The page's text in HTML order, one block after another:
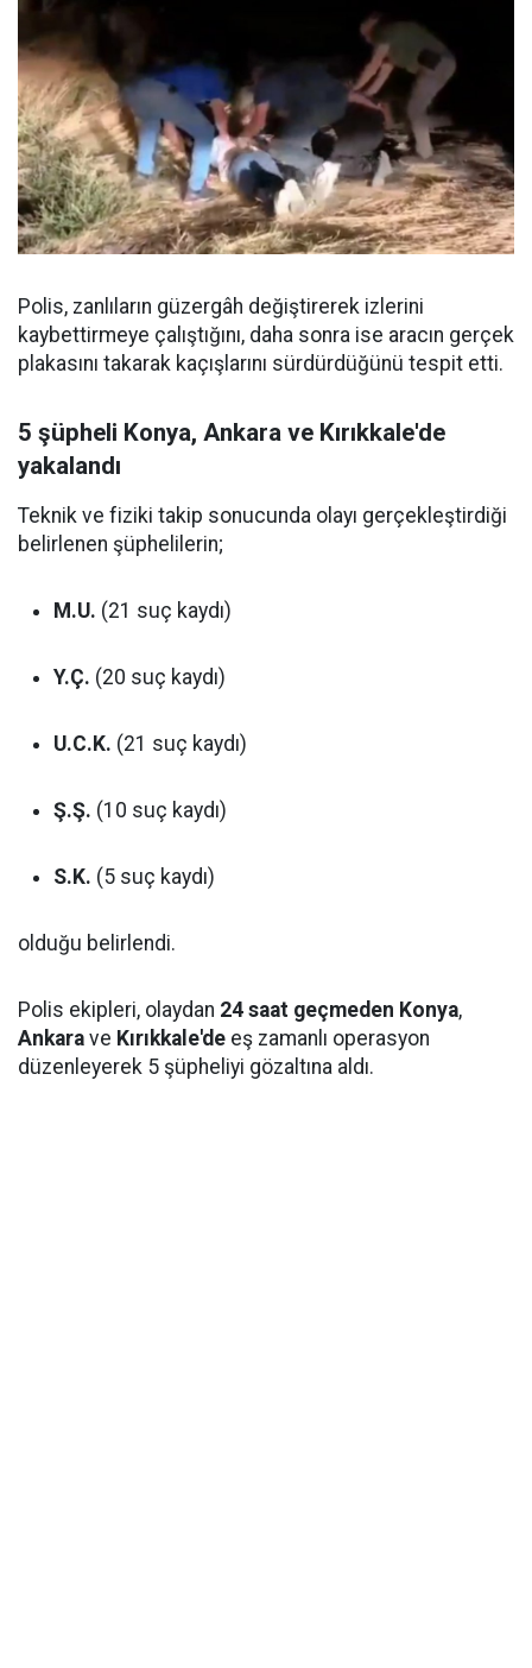
Polis, zanlıların güzergâh değiştirerek izlerini
kaybettirmeye çalıştığını, daha sonra ise aracın gerçek
plakasını takarak kaçışlarını sürdürdüğünü tespit etti.
5 şüpheli Konya, Ankara ve Kırıkkale'de
yakalandı
Teknik ve fiziki takip sonucunda olayı gerçekleştirdiği
belirlenen şüphelilerin;
M.U. (21 suç kaydı)
Y.Ç. (20 suç kaydı)
U.C.K. (21 suç kaydı)
Ş.Ş. (10 suç kaydı)
S.K. (5 suç kaydı)
olduğu belirlendi.
Polis ekipleri, olaydan 24 saat geçmeden Konya,
Ankara ve Kırıkkale'de eş zamanlı operasyon
düzenleyerek 5 şüpheliyi gözaltına aldı.